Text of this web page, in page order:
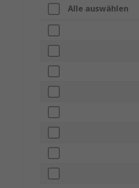
Alle auswählen